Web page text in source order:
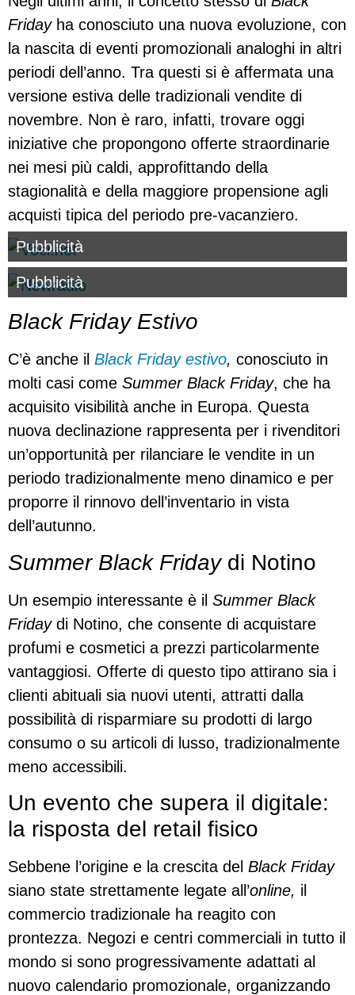
Fridayha conosciuto una nuova evoluzione, con
la nascita di eventi promozionali analoghi in altri
periodi dell’anno. Tra questi si è affermata una
versione estiva delle tradizionali vendite di
novembre. Non è raro, infatti, trovare oggi
iniziative che propongono offerte straordinarie
nei mesi più caldi, approfittando della
stagionalità e della maggiore propensione agli
acquisti tipica del periodo pre-vacanziero.
Pubblicità
Pubblicità
Black Friday Estivo
C’è anche il Black Friday estivo, conosciuto in
molti casi come Summer Black Friday, che ha
acquisito visibilità anche in Europa. Questa
nuova declinazione rappresenta per i rivenditori
un’opportunità per rilanciare le vendite in un
periodo tradizionalmente meno dinamico e per
proporre il rinnovo dell’inventario in vista
dell’autunno.
Summer Black Fridaydi Notino
Un esempio interessante è il Summer Black
Fridaydi Notino, che consente di acquistare
profumi e cosmetici a prezzi particolarmente
vantaggiosi. Offerte di questo tipo attirano sia i
clienti abituali sia nuovi utenti, attratti dalla
possibilità di risparmiare su prodotti di largo
consumo o su articoli di lusso, tradizionalmente
meno accessibili.
Un evento che supera il digitale:
la risposta del retail fisico
Sebbene l’origine e la crescita del Black Friday
siano state strettamente legate all’online, il
commercio tradizionale ha reagito con
prontezza. Negozi e centri commerciali in tutto il
mondo si sono progressivamente adattati al
nuovo calendario promozionale, organizzando